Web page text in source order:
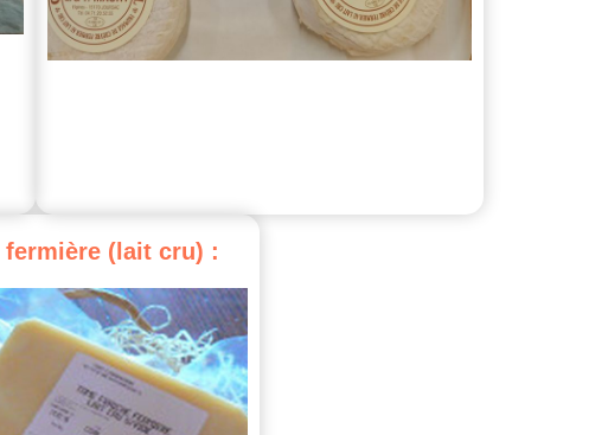
fermière (lait cru) :